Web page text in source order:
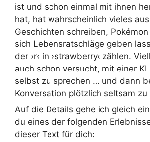
ist und schon einmal mit ihnen
hat, hat wahrscheinlich vieles
Geschichten schreiben,
sich Lebensratschläge geben
der ›r‹ in ›strawberry‹ zählen.
auch schon versucht, mit einer KI
selbst zu sprechen … und dann
Konversation plötzlich seltsam
Auf die Details gehe ich gleich
du eines der folgenden
dieser Text für dich: